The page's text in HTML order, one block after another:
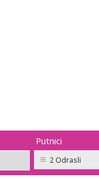
Putnici
2 Odrasli